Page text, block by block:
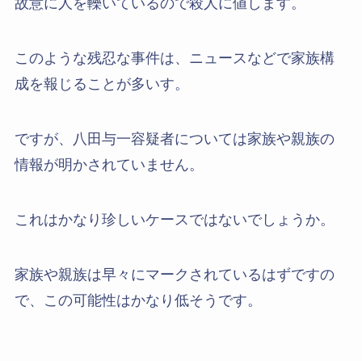
故意に人を轢いているので殺人に値します。
このような残忍な事件は、ニュースなどで家族構
成を報じることが多いす。
ですが、八田与一容疑者については家族や親族の
情報が明かされていません。
これはかなり珍しいケースではないでしょうか。
家族や親族は早々にマークされているはずですの
で、この可能性はかなり低そうです。